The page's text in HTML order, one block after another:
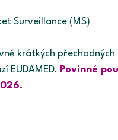
Surveillance (MS)
krátkých
EUDAMED. Povinné